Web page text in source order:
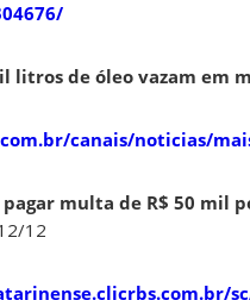
litros de óleo vazam em
canais/noticias/
multa de R$ 50 mil
12